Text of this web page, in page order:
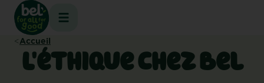
Aller
navigation
principale
Aller
navigation
Aller
recherche
Aller
contenu
Accueil
L'éthique chez Bel